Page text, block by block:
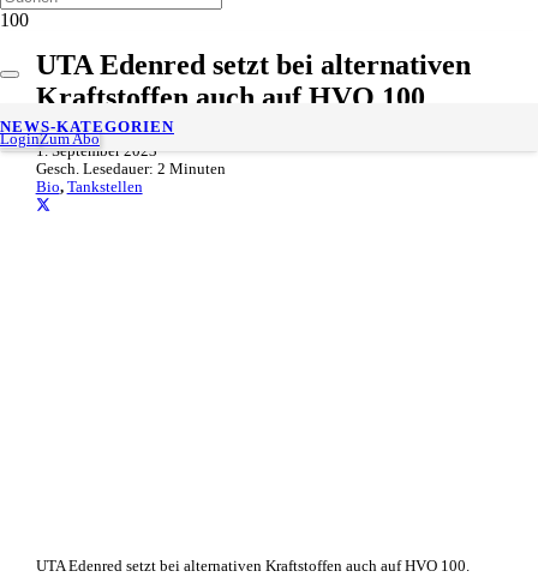
LoginZum Abo
NEWS-KATEGORIEN
UTA Edenred setzt bei alternativen
Kraftstoffen auch auf HVO 100
1. September 2023
Gesch. Lesedauer: 2 Minuten
Bio, Tankstellen
UTA Edenred setzt bei alternativen Kraftstoffen auch auf HVO 100.